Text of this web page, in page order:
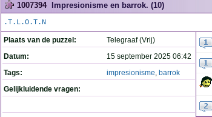
1007394 Impresionisme en barrok. (10)
.T.L.O.T.N
Plaats van de puzzel:
Telegraaf (Vrij)
Datum:
15 september 2025 06:42
Tags:
impresionisme, barrok
Gelijkluidende vragen: